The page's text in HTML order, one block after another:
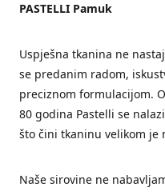
PASTELLI Pamuk
Uspješna tkanina ne
se predanim radom,
preciznom formulacijom.
80 godina Pastelli se
što čini tkaninu velikom je
Naše sirovine ne